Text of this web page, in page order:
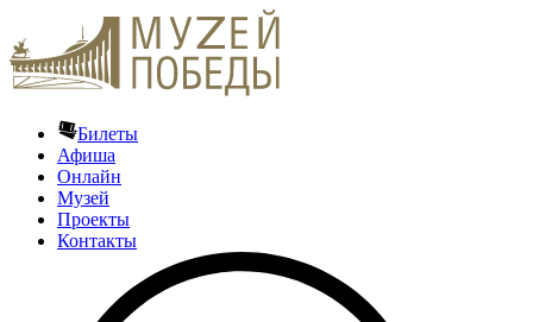
Билеты
Афиша
Онлайн
Музей
Проекты
Контакты